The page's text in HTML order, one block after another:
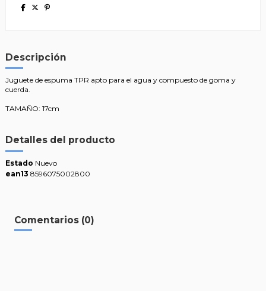
Descripción
Juguete de espuma TPR apto para el agua y compuesto de goma y
cuerda.
TAMAÑO: 17cm
Detalles del producto
Estado Nuevo
ean13 8596075002800
Comentarios (0)